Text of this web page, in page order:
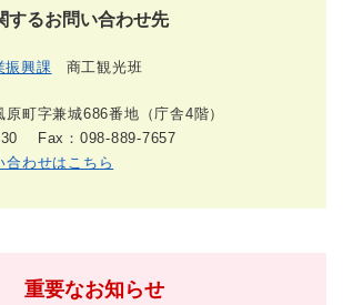
するお問い合わせ先
振興課 商工観光班
町字兼城686番地（庁舎4階）
Fax：098-889-7657
合わせはこちら
重要なお知らせ